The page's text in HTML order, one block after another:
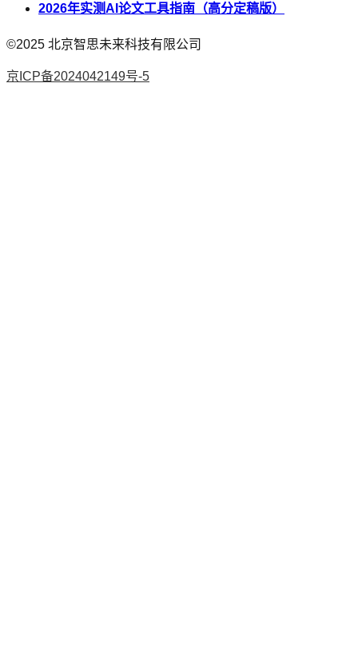
2026年实测AI论文工具指南（高分定稿版）
©2025 北京智思未来科技有限公司
京ICP备2024042149号-5